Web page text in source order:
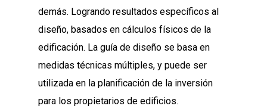
demás. Logrando resultados específicos al
diseño, basados en cálculos físicos de la
edificación. La guía de diseño se basa en
medidas técnicas múltiples, y puede ser
utilizada en la planificación de la inversión
para los propietarios de edificios.